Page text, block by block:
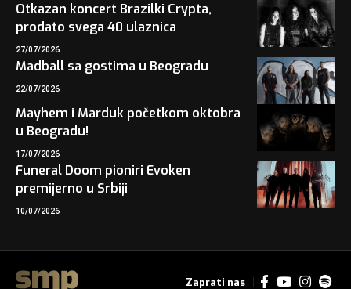
Otkazan koncert Brazilki Crypta,
prodato svega 40 ulaznica
27/07/2026
Madball sa gostima u Beogradu
22/07/2026
Mayhem i Marduk početkom oktobra
u Beogradu!
17/07/2026
Funeral Doom pioniri Evoken
premijerno u Srbiji
10/07/2026
Zaprati nas